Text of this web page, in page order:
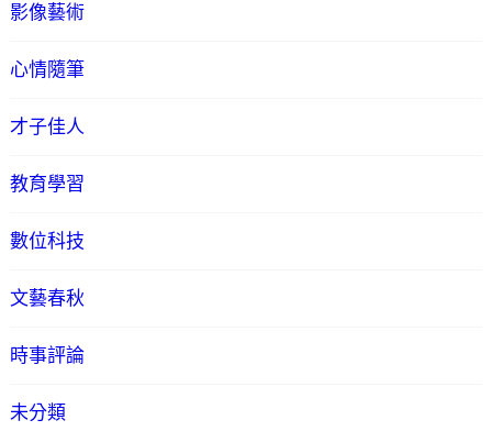
影像藝術
心情隨筆
才子佳人
教育學習
數位科技
文藝春秋
時事評論
未分類